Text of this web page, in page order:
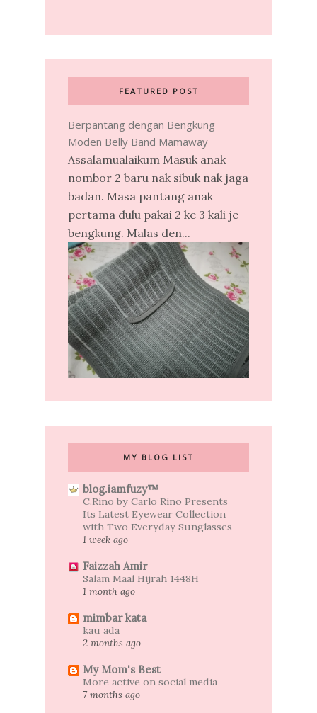
FEATURED POST
Berpantang dengan Bengkung
Moden Belly Band Mamaway
Assalamualaikum Masuk anak
nombor 2 baru nak sibuk nak jaga
badan. Masa pantang anak
pertama dulu pakai 2 ke 3 kali je
bengkung. Malas den...
MY BLOG LIST
blog.iamfuzy™
C.Rino by Carlo Rino Presents
Its Latest Eyewear Collection
with Two Everyday Sunglasses
1 week ago
Faizzah Amir
Salam Maal Hijrah 1448H
1 month ago
mimbar kata
kau ada
2 months ago
My Mom's Best
More active on social media
7 months ago